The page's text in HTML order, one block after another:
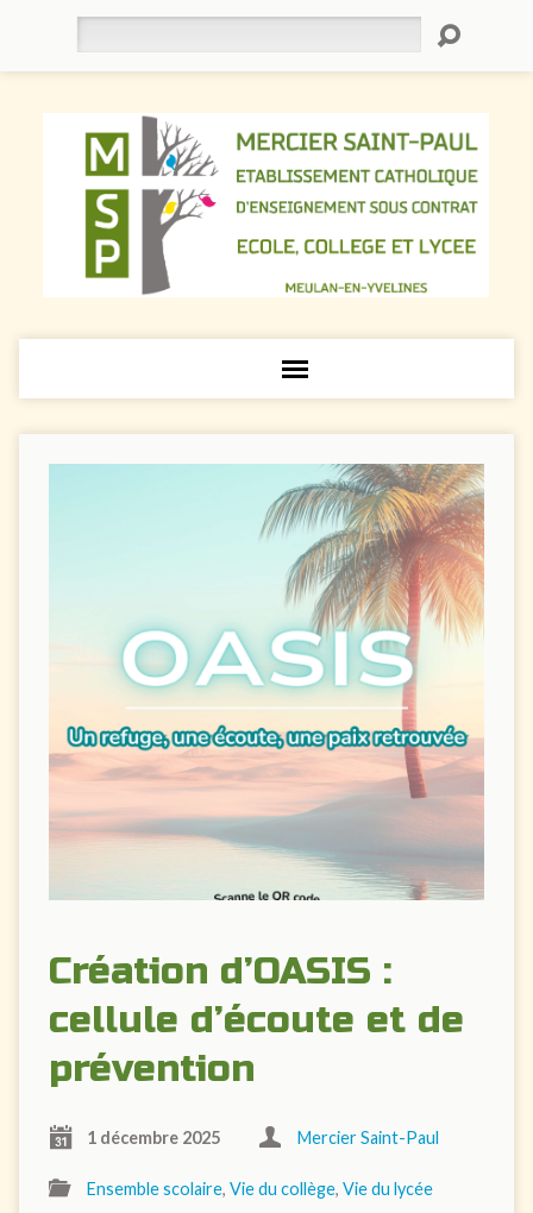
Création d’OASIS :
cellule d’écoute et de
prévention
1 décembre 2025 Mercier Saint-Paul
Ensemble scolaire, Vie du collège, Vie du lycée